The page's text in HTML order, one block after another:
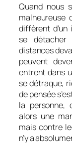
Quand nous
malheureuse
diffèrent d’un
se détacher
distances
peuvent
entrent dans
se détraque,
de pensée
la personne,
alors une
mais contre
n’y a